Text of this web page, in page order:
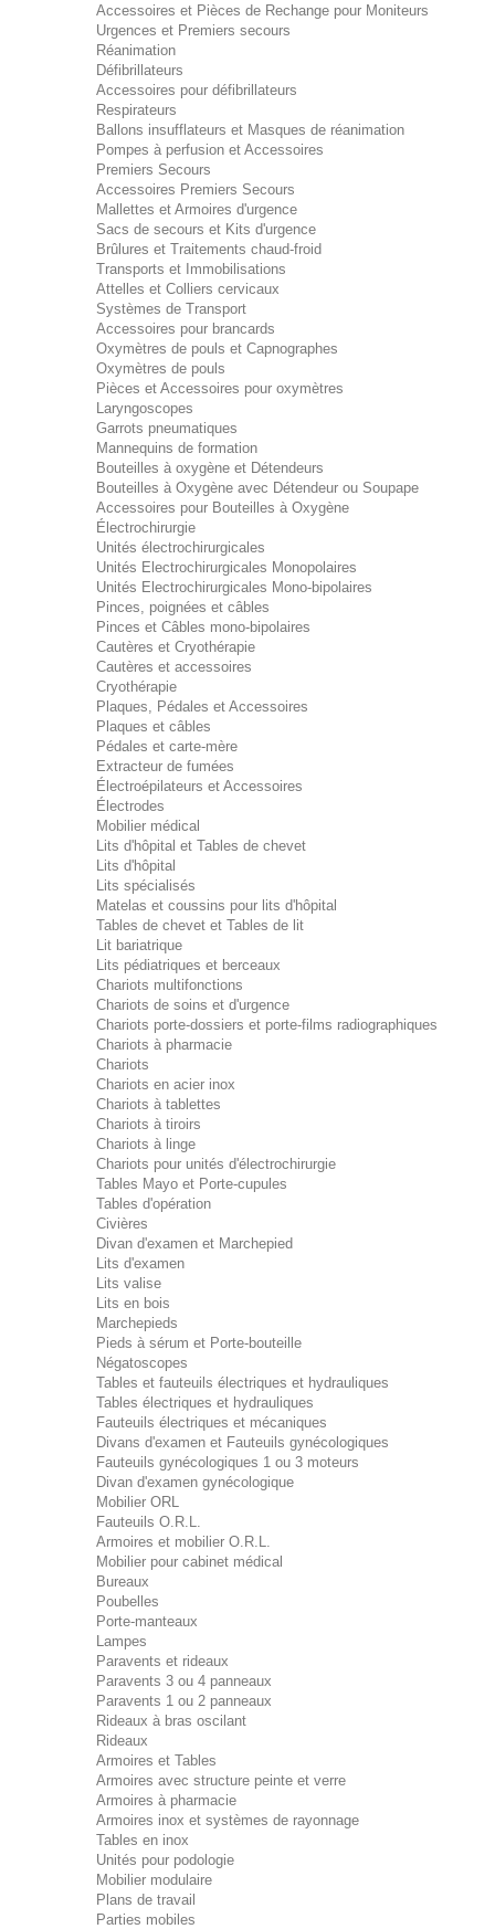
Accessoires et Pièces de Rechange pour Moniteurs
Urgences et Premiers secours
Réanimation
Défibrillateurs
Accessoires pour défibrillateurs
Respirateurs
Ballons insufflateurs et Masques de réanimation
Pompes à perfusion et Accessoires
Premiers Secours
Accessoires Premiers Secours
Mallettes et Armoires d'urgence
Sacs de secours et Kits d'urgence
Brûlures et Traitements chaud-froid
Transports et Immobilisations
Attelles et Colliers cervicaux
Systèmes de Transport
Accessoires pour brancards
Oxymètres de pouls et Capnographes
Oxymètres de pouls
Pièces et Accessoires pour oxymètres
Laryngoscopes
Garrots pneumatiques
Mannequins de formation
Bouteilles à oxygène et Détendeurs
Bouteilles à Oxygène avec Détendeur ou Soupape
Accessoires pour Bouteilles à Oxygène
Électrochirurgie
Unités électrochirurgicales
Unités Electrochirurgicales Monopolaires
Unités Electrochirurgicales Mono-bipolaires
Pinces, poignées et câbles
Pinces et Câbles mono-bipolaires
Cautères et Cryothérapie
Cautères et accessoires
Cryothérapie
Plaques, Pédales et Accessoires
Plaques et câbles
Pédales et carte-mère
Extracteur de fumées
Électroépilateurs et Accessoires
Électrodes
Mobilier médical
Lits d'hôpital et Tables de chevet
Lits d'hôpital
Lits spécialisés
Matelas et coussins pour lits d'hôpital
Tables de chevet et Tables de lit
Lit bariatrique
Lits pédiatriques et berceaux
Chariots multifonctions
Chariots de soins et d'urgence
Chariots porte-dossiers et porte-films radiographiques
Chariots à pharmacie
Chariots
Chariots en acier inox
Chariots à tablettes
Chariots à tiroirs
Chariots à linge
Chariots pour unités d'électrochirurgie
Tables Mayo et Porte-cupules
Tables d'opération
Civières
Divan d'examen et Marchepied
Lits d'examen
Lits valise
Lits en bois
Marchepieds
Pieds à sérum et Porte-bouteille
Négatoscopes
Tables et fauteuils électriques et hydrauliques
Tables électriques et hydrauliques
Fauteuils électriques et mécaniques
Divans d'examen et Fauteuils gynécologiques
Fauteuils gynécologiques 1 ou 3 moteurs
Divan d'examen gynécologique
Mobilier ORL
Fauteuils O.R.L.
Armoires et mobilier O.R.L.
Mobilier pour cabinet médical
Bureaux
Poubelles
Porte-manteaux
Lampes
Paravents et rideaux
Paravents 3 ou 4 panneaux
Paravents 1 ou 2 panneaux
Rideaux à bras oscilant
Rideaux
Armoires et Tables
Armoires avec structure peinte et verre
Armoires à pharmacie
Armoires inox et systèmes de rayonnage
Tables en inox
Unités pour podologie
Mobilier modulaire
Plans de travail
Parties mobiles